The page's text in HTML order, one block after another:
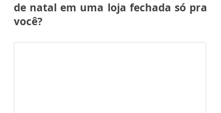
de natal em uma loja fechada só pra
você?